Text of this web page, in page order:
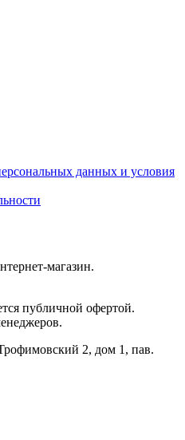
данных и условия
магазин.
публичной офертой.
2, дом 1, пав.